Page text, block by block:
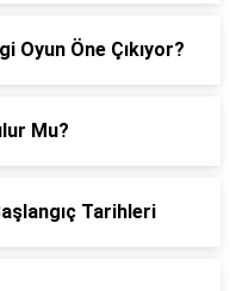
Oyun Öne Çıkıyor?
Mu?
Tarihleri